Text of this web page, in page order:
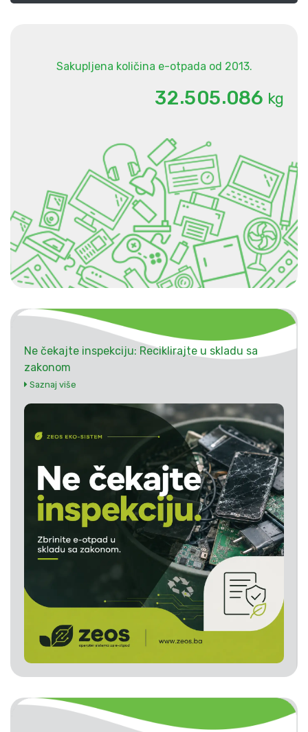
Sakupljena količina e-otpada od 2013.
32.505.086 kg
Ne čekajte inspekciju: Reciklirajte u skladu sa
zakonom
Saznaj više